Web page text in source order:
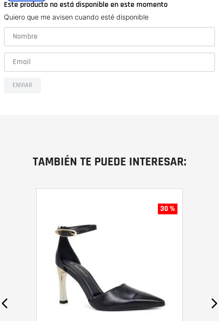
Este producto no está disponible en este momento
Quiero que me avisen cuando esté disponible
ENVIAR
TAMBIÉN TE PUEDE INTERESAR:
30 %